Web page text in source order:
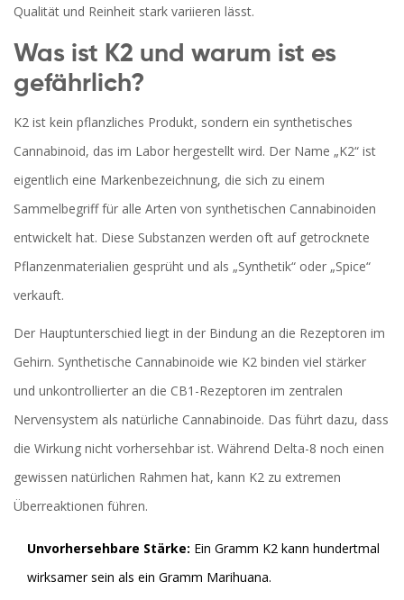
Qualität und Reinheit stark variieren lässt.
Was ist K2 und warum ist es
gefährlich?
K2 ist kein pflanzliches Produkt, sondern ein synthetisches
Cannabinoid, das im Labor hergestellt wird. Der Name „K2“ ist
eigentlich eine Markenbezeichnung, die sich zu einem
Sammelbegriff für alle Arten von synthetischen Cannabinoiden
entwickelt hat. Diese Substanzen werden oft auf getrocknete
Pflanzenmaterialien gesprüht und als „Synthetik“ oder „Spice“
verkauft.
Der Hauptunterschied liegt in der Bindung an die Rezeptoren im
Gehirn. Synthetische Cannabinoide wie K2 binden viel stärker
und unkontrollierter an die CB1-Rezeptoren im zentralen
Nervensystem als natürliche Cannabinoide. Das führt dazu, dass
die Wirkung nicht vorhersehbar ist. Während Delta-8 noch einen
gewissen natürlichen Rahmen hat, kann K2 zu extremen
Überreaktionen führen.
Unvorhersehbare Stärke: Ein Gramm K2 kann hundertmal
wirksamer sein als ein Gramm Marihuana.